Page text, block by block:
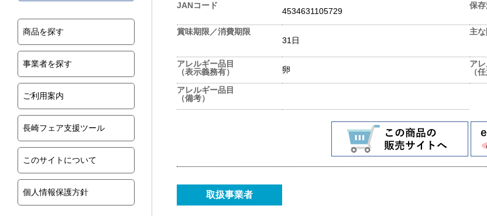
商品を探す
事業者を探す
ご利用案内
長崎フェア支援ツール
このサイトについて
個人情報保護方針
JANコード
4534631105729
保
賞味期限／消費期限
31日
主
アレルギー品目
（表示義務有）
卵
ア
（
アレルギー品目
（備考）
取扱事業者